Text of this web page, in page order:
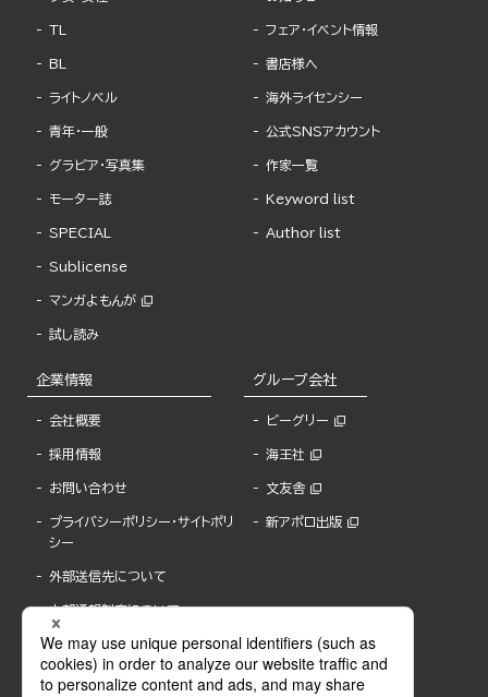
TL
BL
ライトノベル
青年・一般
グラビア・写真集
モーター誌
SPECIAL
Sublicense
マンガよもんが
試し読み
フェア・イベント情報
書店様へ
海外ライセンシー
公式SNSアカウント
作家一覧
Keyword list
Author list
企業情報
会社概要
採用情報
お問い合わせ
プライバシーポリシー・サイトポリ
シー
外部送信先について
内部通報制度について
グループ会社
ビーグリー
海王社
文友舎
新アポロ出版